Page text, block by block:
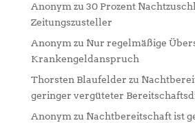
Anonymzu 30 Prozent
Zeitungszusteller
Anonymzu Nur regelmäßige
Krankengeldanspruch
Thorsten Blaufelder zu
geringer vergüteter
Anonymzu Nachtbereitschaft ist